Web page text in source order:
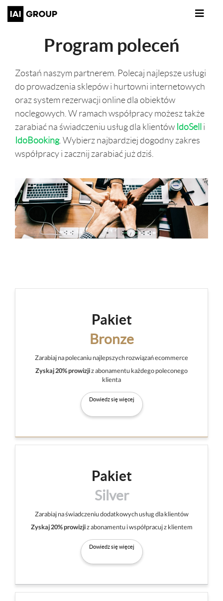
Program poleceń
Zostań naszym partnerem. Polecaj najlepsze usługi
do prowadzenia sklepów i hurtowni internetowych
oraz system rezerwacji online dla obiektów
noclegowych. W ramach współpracy możesz także
zarabiać na świadczeniu usług dla klientów IdoSell i
IdoBooking. Wybierz najbardziej dogodny zakres
współpracy i zacznij zarabiać już dziś.
Pakiet
Bronze
Zarabiaj na polecaniu najlepszych rozwiązań ecommerce
Zyskaj 20% prowizjiz abonamentu każdego poleconego
klienta
Dowiedz się więcej
Pakiet
Silver
Zarabiaj na świadczeniu dodatkowych usług dla klientów
Zyskaj 20% prowizjiz abonamentu i współpracuj z klientem
Dowiedz się więcej